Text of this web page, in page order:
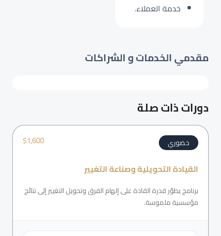
خدمة العملاء.
مقدمي الخدمات و الشراكات
دورات ذات صلة
$1,600 حضوري
القيادة التحويلية وصناعة التغيير
برنامج يطوّر قدرة القادة على إلهام الفرق وتحويل التغيير إلى نتائج
مؤسسية ملموسة.